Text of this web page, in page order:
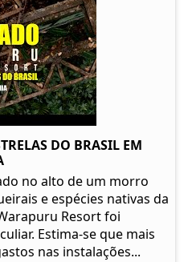
DO BRASIL EM
no alto de um morro
e espécies nativas da
Resort foi
Estima-se que mais
nas instalações...